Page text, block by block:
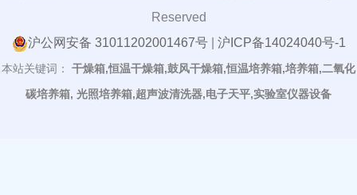
Reserved
沪公网安备 31011202001467号| 沪ICP备14024040号-1
本站关键词：
干燥箱,恒温干燥箱,鼓风干燥箱,恒温培养箱,培养箱,二氧化
碳培养箱, 光照培养箱,超声波清洗器,电子天平,实验室仪器设备